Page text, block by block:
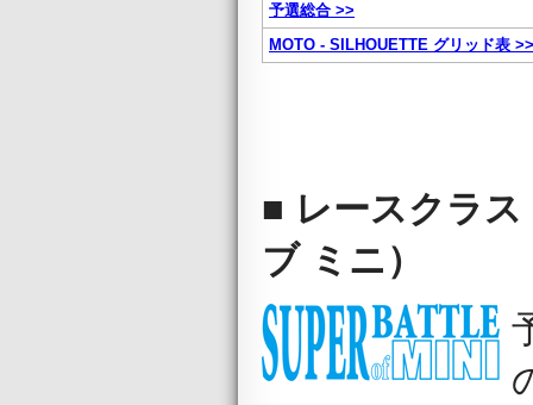
予選総合 >>
MOTO - SILHOUETTE グリッド表 >>
■ レースクラ
ブ ミニ）